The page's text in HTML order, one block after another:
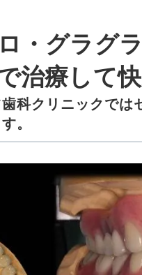
科クリニックで
。
・グラグ
治療して